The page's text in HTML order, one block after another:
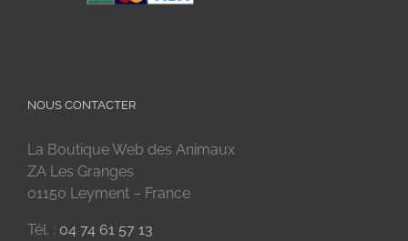
NOUS CONTACTER
La Boutique Web des Animaux
ZA Les Granges
01150 Leyment – France
Tél. : 04 74 61 57 13